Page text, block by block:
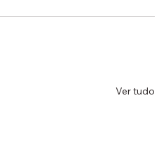
Ver tudo